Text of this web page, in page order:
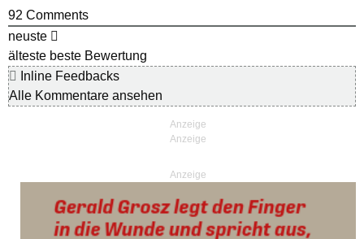
92 Comments
neuste
älteste beste Bewertung
Inline Feedbacks
Alle Kommentare ansehen
Anzeige